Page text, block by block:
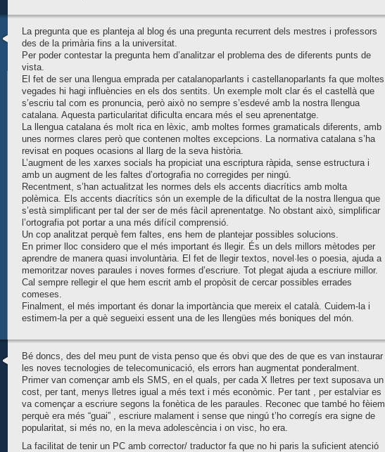
La pregunta que es planteja al blog és una pregunta recurrent dels mestres i professors
des de la primària fins a la universitat.
Per poder contestar la pregunta hem d’analitzar el problema des de diferents punts de
vista.
El fet de ser una llengua emprada per catalanoparlants i castellanoparlants fa que moltes
vegades hi hagi influències en els dos sentits. Un exemple molt clar és el castellà que
s’escriu tal com es pronuncia, però això no sempre s’esdevé amb la nostra llengua
catalana. Aquesta particularitat dificulta encara més el seu aprenentatge.
La llengua catalana és molt rica en lèxic, amb moltes formes gramaticals diferents, amb
unes normes clares però que contenen moltes excepcions. La normativa catalana s’ha
revisat en poques ocasions al llarg de la seva història.
L’augment de les xarxes socials ha propiciat una escriptura ràpida, sense estructura i
amb un augment de les faltes d’ortografia no corregides per ningú.
Recentment, s’han actualitzat les normes dels els accents diacrítics amb molta
polèmica. Els accents diacrítics són un exemple de la dificultat de la nostra llengua que
s’està simplificant per tal der ser de més fàcil aprenentatge. No obstant això, simplificar
l’ortografia pot portar a una més difícil comprensió.
Un cop analitzat perquè fem faltes, ens hem de plantejar possibles solucions.
En primer lloc considero que el més important és llegir. És un dels millors mètodes per
aprendre de manera quasi involuntària. El fet de llegir textos, novel·les o poesia, ajuda a
memoritzar noves paraules i noves formes d’escriure. Tot plegat ajuda a escriure millor.
Cal sempre rellegir el que hem escrit amb el propòsit de cercar possibles errades
comeses.
Finalment, el més important és donar la importància que mereix el català. Cuidem-la i
estimem-la per a què segueixi essent una de les llengües més boniques del món.
Bé doncs, des del meu punt de vista penso que és obvi que des de que es van instaurar
les noves tecnologies de telecomunicació, els errors han augmentat ponderalment.
Primer van començar amb els SMS, en el quals, per cada X lletres per text suposava un
cost, per tant, menys lletres igual a més text i més econòmic. Per tant , per estalviar es
va començar a escriure segons la fonètica de les paraules. Reconec que també ho fèiem
perquè era més “guai” , escriure malament i sense que ningú t’ho corregís era signe de
popularitat, si més no, en la meva adolescència i on visc, ho era.
La facilitat de tenir un PC amb corrector/ traductor fa que no hi paris la suficient atenció